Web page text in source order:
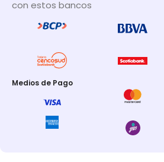
con estos bancos
Medios de Pago